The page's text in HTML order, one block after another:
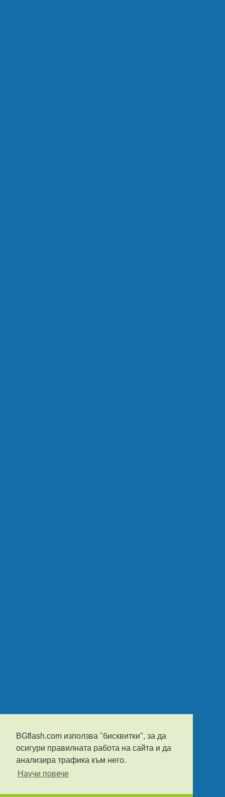
BGflash.com използва "бисквитки", за да
осигури правилната работа на сайта и да
анализира трафика към него.
Научи повече